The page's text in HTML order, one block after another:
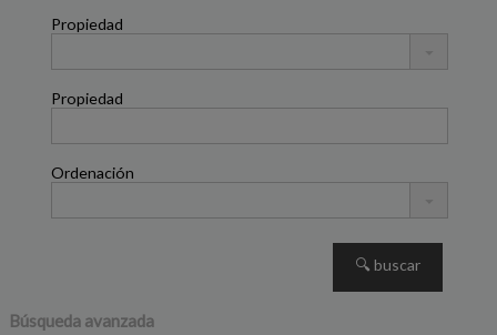
Propiedad
Propiedad
Ordenación
Búsqueda avanzada
POBLADOS
Chalet Pareado en alquiler